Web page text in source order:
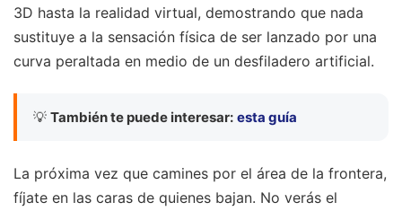
3D hasta la realidad virtual, demostrando que nada
sustituye a la sensación física de ser lanzado por una
curva peraltada en medio de un desfiladero artificial.
💡 También te puede interesar: esta guía
La próxima vez que camines por el área de la frontera,
fíjate en las caras de quienes bajan. No verás el